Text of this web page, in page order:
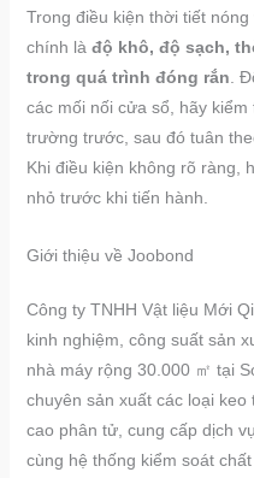
Trong điều kiện thời tiết
chính là độ khô, độ sạch,
trong quá trình đóng rắn .
các mối nối cửa sổ, hãy
trường trước, sau đó tuân
Khi điều kiện không rõ ràng,
nhỏ trước khi tiến hành.
Giới thiệu về Joobond
Công ty TNHH Vật liệu Mới
kinh nghiệm, công suất sản
nhà máy rộng 30.000 ㎡ tại
chuyên sản xuất các loại
cao phân tử, cung cấp dịch
cùng hệ thống kiểm soát